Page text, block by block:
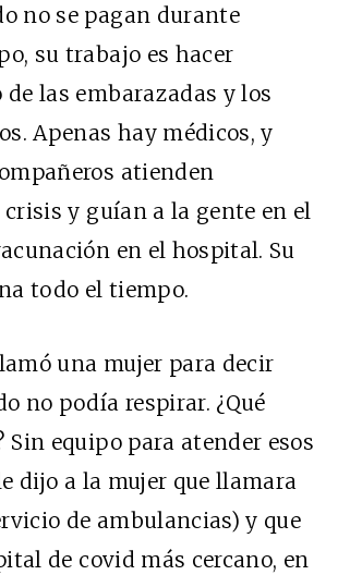
no se pagan durante
su trabajo es hacer
las embarazadas y los
Apenas hay médicos, y
atienden
y guían a la gente en el
en el hospital. Su
todo el tiempo.
una mujer para decir
no podía respirar. ¿Qué
Sin equipo para atender esos
dijo a la mujer que llamara
de ambulancias) y que
de covid más cercano, en